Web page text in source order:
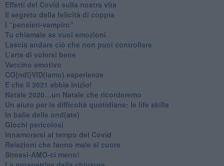
Effetti del Covid sulla nostra vita
Il segreto della felicità di coppia
​I “pensieri-vampiro”
​Tu chiamale se vuoi emozioni
​Lascia andare ciò che non puoi controllare
L’arte di volersi bene
​Vaccino emotivo
CO(ndi)VID(iamo) esperienze
​E che il 2021 abbia inizio!
​Natale 2020…un Natale che ricorderemo
Un aiuto per le difficoltà quotidiane: le life skills
​In balia delle ond(ate)
Giochi pericolosi
Innamorarsi al tempo del Covid
​Relazioni che fanno male al cuore
​Stressi-AMO-ci meno!